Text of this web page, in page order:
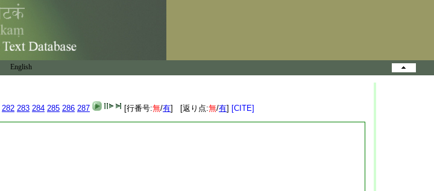
English
282 283 284 285 286 287 [行番号:無/有] [返り点:無/有] [CITE]